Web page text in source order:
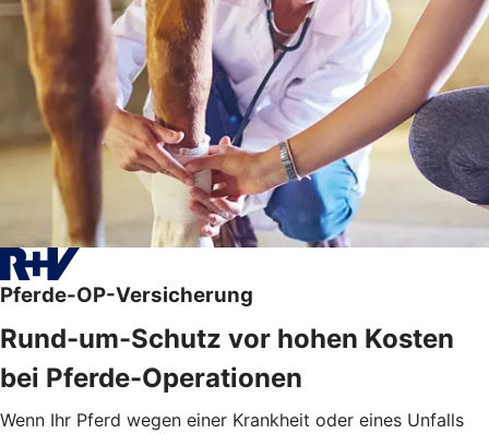
Pferde-OP-Versicherung
Rund-um-Schutz vor hohen Kosten
bei Pferde-Operationen
Wenn Ihr Pferd wegen einer Krankheit oder eines Unfalls